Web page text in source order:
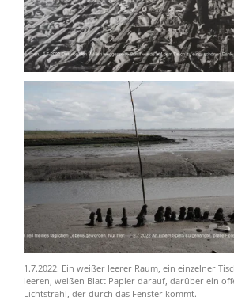
1.7.2022. Ein weißer leerer Raum, ein einzelner
leeren, weißen Blatt Papier darauf, darüber ein
Lichtstrahl, der durch das Fenster kommt.